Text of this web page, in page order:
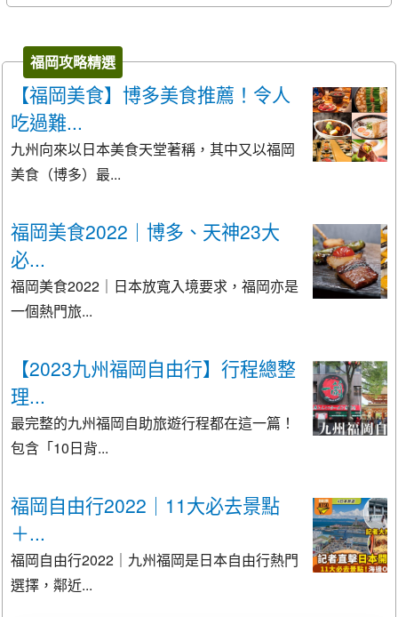
福岡攻略精選
【福岡美食】博多美食推薦！令人
吃過難...
九州向來以日本美食天堂著稱，其中又以福岡
美食（博多）最...
福岡美食2022｜博多、天神23大
必...
福岡美食2022｜日本放寬入境要求，福岡亦是
一個熱門旅...
【2023九州福岡自由行】行程總整
理...
最完整的九州福岡自助旅遊行程都在這一篇！
包含「10日背...
福岡自由行2022｜11大必去景點
＋...
福岡自由行2022｜九州福岡是日本自由行熱門
選擇，鄰近...